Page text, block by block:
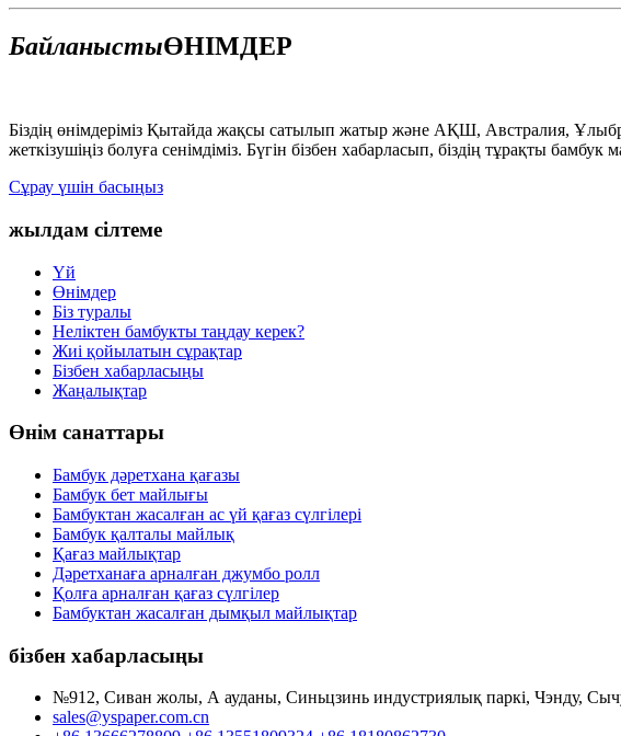
БайланыстыӨНІМДЕР
Біздің өнімдеріміз Қытайда жақсы сатылып жатыр және АҚШ, Австралия,
жеткізушіңіз болуға сенімдіміз. Бүгін бізбен хабарласып, біздің тұрақты
Сұрау үшін басыңыз
жылдам сілтеме
Үй
Өнімдер
Біз туралы
Неліктен бамбукты таңдау керек?
Жиі қойылатын сұрақтар
Бізбен хабарласыңы
Жаңалықтар
Өнім санаттары
Бамбук дәретхана қағазы
Бамбук бет майлығы
Бамбуктан жасалған ас үй қағаз сүлгілері
Бамбук қалталы майлық
Қағаз майлықтар
Дәретханаға арналған джумбо ролл
Қолға арналған қағаз сүлгілер
Бамбуктан жасалған дымқыл майлықтар
бізбен хабарласыңы
№912, Сиван жолы, А ауданы, Синьцзинь индустриялық паркі, Чэнду,
sales@yspaper.com.cn